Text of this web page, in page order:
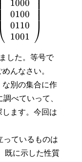
⎝
⎜
⎜⎜⎜ 1000
0100
0110
1001 ⎠⎟⎟⎟⎟
した。等号で
んなさい。
な別の集合に作
べていって、
ます。今回は
っているものは
既に示した性質